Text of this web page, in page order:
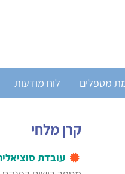
מטפלים לוח מודעות
קרן מלחי
עובדת